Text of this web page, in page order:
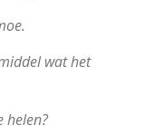
wat het
helen?